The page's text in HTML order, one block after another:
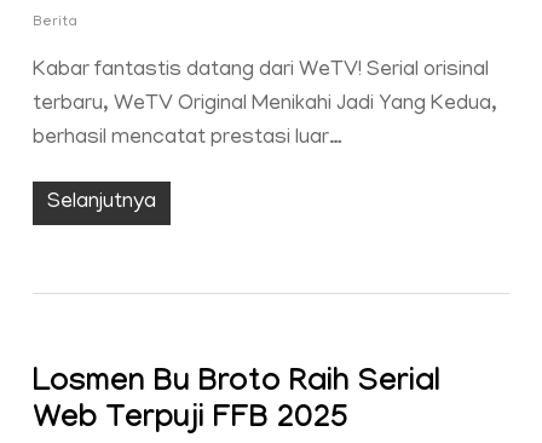
Berita
Kabar fantastis datang dari WeTV! Serial orisinal
terbaru, WeTV Original Menikahi Jadi Yang Kedua,
berhasil mencatat prestasi luar…
Selanjutnya
Losmen Bu Broto Raih Serial
Web Terpuji FFB 2025